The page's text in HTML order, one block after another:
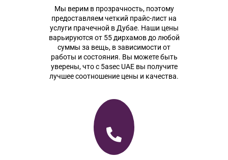
Мы верим в прозрачность, поэтому
предоставляем четкий прайс-лист на
услуги прачечной в Дубае. Наши цены
варьируются от 55 дирхамов до любой
суммы за вещь, в зависимости от
работы и состояния. Вы можете быть
уверены, что с 5asec UAE вы получите
лучшее соотношение цены и качества.